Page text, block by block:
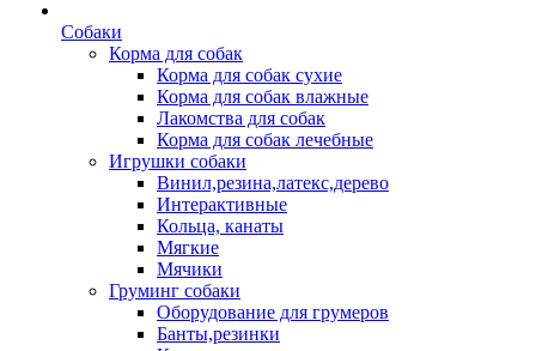
Собаки
Корма для собак
Корма для собак сухие
Корма для собак влажные
Лакомства для собак
Корма для собак лечебные
Игрушки собаки
Винил,резина,латекс,дерево
Интерактивные
Кольца, канаты
Мягкие
Мячики
Груминг собаки
Оборудование для грумеров
Банты,резинки